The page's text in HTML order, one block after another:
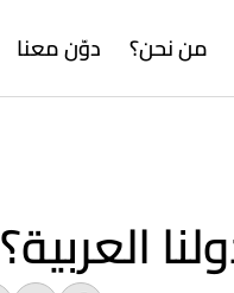
من نحن؟ دوّن معنا
العربية؟